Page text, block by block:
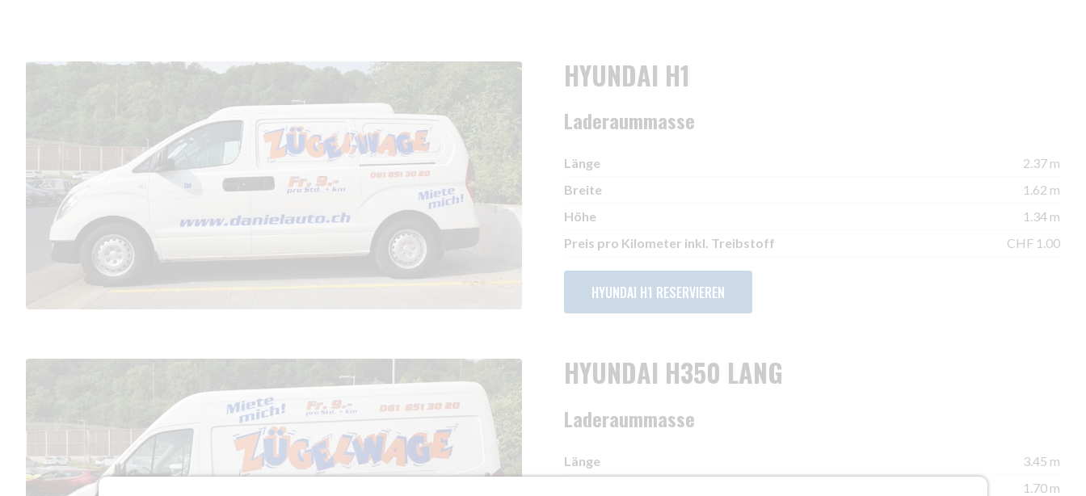
HYUNDAI H1
Laderaummasse
Länge
2.37 m
Breite
1.62 m
Höhe
1.34 m
Preis pro Kilometer inkl. Treibstoff
CHF 1.00
HYUNDAI H1 RESERVIEREN
HYUNDAI H350 LANG
Laderaummasse
Länge
3.45 m
1.70 m